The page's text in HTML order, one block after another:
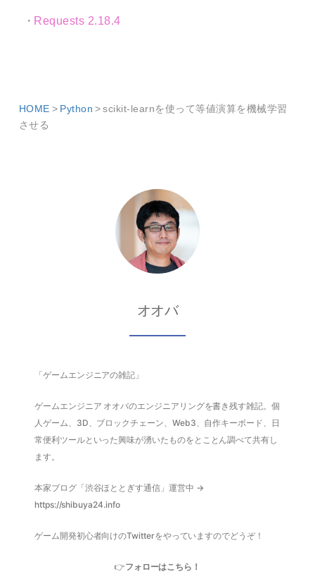
Requests 2.18.4
HOME Python
scikit-learnを使って等値演算を機械学習
させる
オオバ
「ゲームエンジニアの雑記」
ゲームエンジニア オオバのエンジニアリングを書き残す雑記。個
人ゲーム、3D、ブロックチェーン、Web3、自作キーボード、日
常便利ツールといった興味が湧いたものをとことん調べて共有し
ます。
本家ブログ「渋谷ほととぎす通信」運営中 →
https://shibuya24.info
ゲーム開発初心者向けのTwitterをやっていますのでどうぞ！
👉フォローはこちら！